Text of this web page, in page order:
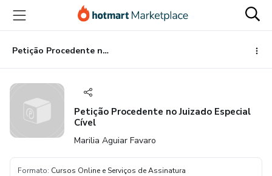
para
conteúdo
principal
para
pagamento
para
rodapé
Petição Procedente no Juizado Especial Cível
Petição Procedente no Juizado Especial
Cível
Marilia Aguiar Favaro
Formato: Cursos Online e Serviços de Assinatura